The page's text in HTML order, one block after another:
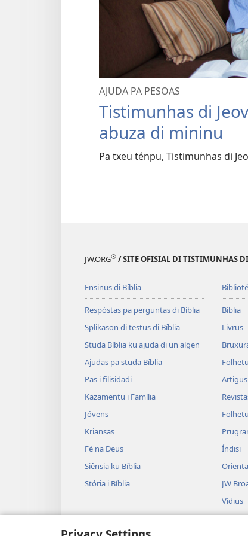
AJUDA PA PESOAS
Tistimunhas di
abuza di mininu
Pa txeu ténpu, Tistimunhas di
JW.ORG® / SITE OFISIAL DI TISTIMUNHAS DI
Ensinus di Bíblia
Respóstas pa perguntas di Bíblia
Splikason di testus di Bíblia
Studa Bíblia ku ajuda di un algen
Ajudas pa studa Bíblia
Pas i filisidadi
Kazamentu i Família
Jóvens
Kriansas
Fé na Deus
Siênsia ku Bíblia
Stória i Bíblia
Bíblia
Livrus
Artigus
Índisi
JW
Vídius
Múzika